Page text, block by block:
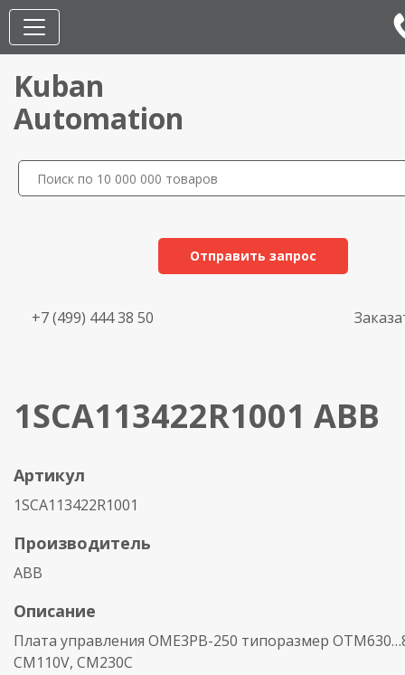
Kuban
Automation
Отправить запрос
+7 (499) 444 38 50
1SCA113422R1001 ABB
Артикул
1SCA113422R1001
Производитель
ABB
Описание
Плата управления OME3PB-250 типоразмер
CM110V, CM230C